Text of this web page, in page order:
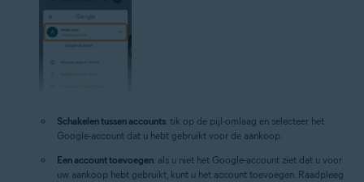
Schakelen tussen accounts: tik op de pijl-omlaag en selecteer het
Google-account dat u hebt gebruikt voor de aankoop.
Een account toevoegen: als u niet het Google-account ziet dat u voor
uw aankoop hebt gebruikt, kunt u het account toevoegen. Raadpleeg